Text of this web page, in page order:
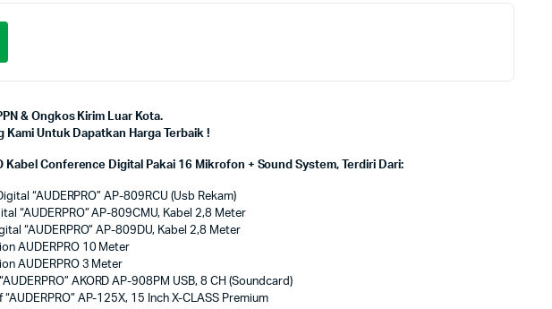
& Ongkos Kirim Luar Kota.
Kami Untuk Dapatkan Harga Terbaik !
Kabel Conference Digital Pakai 16 Mikrofon + Sound System, Terdiri Dari:
“AUDERPRO” AP-809RCU (Usb Rekam)
“AUDERPRO” AP-809CMU, Kabel 2,8 Meter
“AUDERPRO” AP-809DU, Kabel 2,8 Meter
AUDERPRO 10 Meter
AUDERPRO 3 Meter
AKORD AP-908PM USB, 8 CH (Soundcard)
AP-125X, 15 Inch X-CLASS Premium